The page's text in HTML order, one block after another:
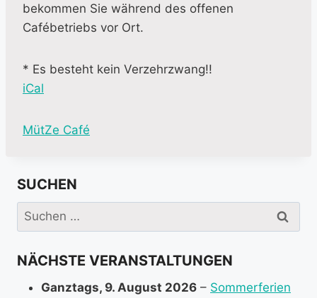
bekommen Sie während des offenen
Cafébetriebs vor Ort.
* Es besteht kein Verzehrzwang!!
iCal
M
e
i
n
o
MütZe Café
SUCHEN
Suchen
nach:
NÄCHSTE VERANSTALTUNGEN
Ganztags, 9. August 2026 – Sommerferien